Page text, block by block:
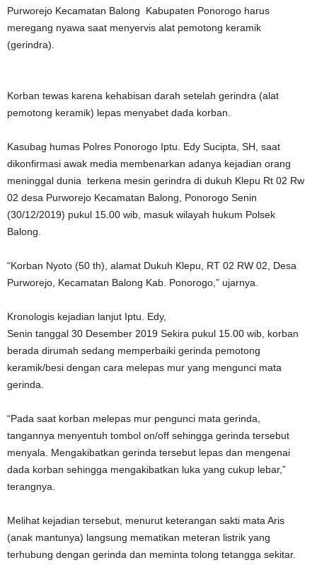
Purworejo Kecamatan Balong Kabupaten Ponorogo harus
meregang nyawa saat menyervis alat pemotong keramik
(gerindra).
Korban tewas karena kehabisan darah setelah gerindra (alat
pemotong keramik) lepas menyabet dada korban.
Kasubag humas Polres Ponorogo Iptu. Edy Sucipta, SH, saat
dikonfirmasi awak media membenarkan adanya kejadian orang
meninggal dunia terkena mesin gerindra di dukuh Klepu Rt 02 Rw
02 desa Purworejo Kecamatan Balong, Ponorogo Senin
(30/12/2019) pukul 15.00 wib, masuk wilayah hukum Polsek
Balong.
“Korban Nyoto (50 th), alamat Dukuh Klepu, RT 02 RW 02, Desa
Purworejo, Kecamatan Balong Kab. Ponorogo,” ujarnya.
Kronologis kejadian lanjut Iptu. Edy,
Senin tanggal 30 Desember 2019 Sekira pukul 15.00 wib, korban
berada dirumah sedang memperbaiki gerinda pemotong
keramik/besi dengan cara melepas mur yang mengunci mata
gerinda.
“Pada saat korban melepas mur pengunci mata gerinda,
tangannya menyentuh tombol on/off sehingga gerinda tersebut
menyala. Mengakibatkan gerinda tersebut lepas dan mengenai
dada korban sehingga mengakibatkan luka yang cukup lebar,”
terangnya.
Melihat kejadian tersebut, menurut keterangan sakti mata Aris
(anak mantunya) langsung mematikan meteran listrik yang
terhubung dengan gerinda dan meminta tolong tetangga sekitar.